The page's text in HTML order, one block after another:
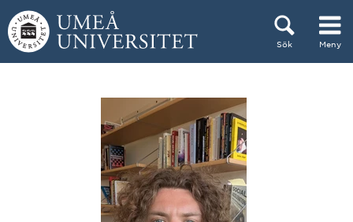
Hoppa direkt till innehållet
Sök Meny